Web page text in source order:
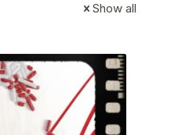
Show all